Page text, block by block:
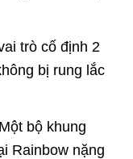
trò cố định 2
bị rung lắc
Một bộ khung
Rainbow nặng